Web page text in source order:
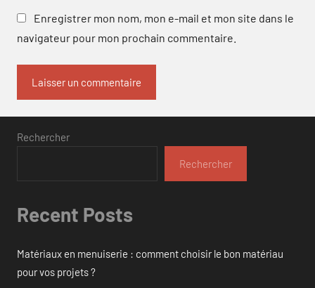
Enregistrer mon nom, mon e-mail et mon site dans le
navigateur pour mon prochain commentaire.
Rechercher
Rechercher
Recent Posts
Matériaux en menuiserie : comment choisir le bon matériau
pour vos projets ?